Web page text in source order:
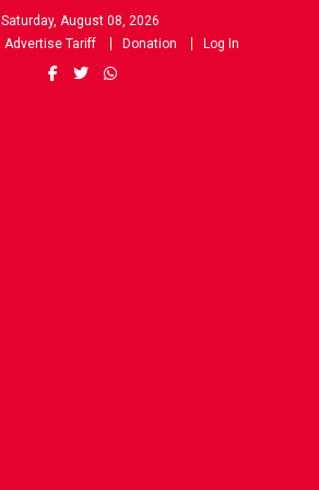
Saturday, August 08, 2026
Advertise Tariff Donation Log In